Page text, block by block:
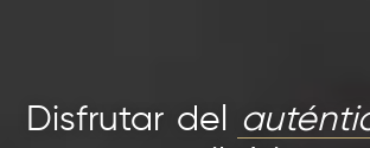
Disfrutar del